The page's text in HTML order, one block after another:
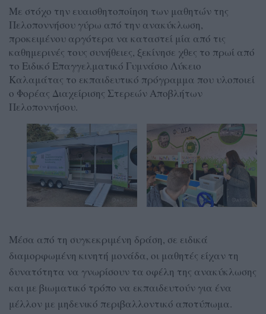
Με στόχο την ευαισθητοποίηση των μαθητών της
Πελοποννήσου γύρω από την ανακύκλωση,
προκειμένου αργότερα να καταστεί μία από τις
καθημερινές τους συνήθειες, ξεκίνησε χθες το πρωί από
το Ειδικό Επαγγελματικό Γυμνάσιο Λύκειο
Καλαμάτας το εκπαιδευτικό πρόγραμμα που υλοποιεί
ο Φορέας Διαχείρισης Στερεών Αποβλήτων
Πελοποννήσου.
Μέσα από τη συγκεκριμένη δράση, σε ειδικά
διαμορφωμένη κινητή μονάδα, οι μαθητές είχαν τη
δυνατότητα να γνωρίσουν τα οφέλη της ανακύκλωσης
και με βιωματικό τρόπο να εκπαιδευτούν για ένα
μέλλον με μηδενικό περιβαλλοντικό αποτύπωμα.